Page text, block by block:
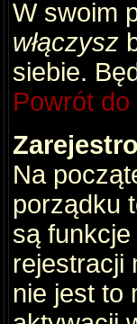
W swoim
włączysz
siebie.
Powrót
Na
porządku
są
rejestracji
nie jest to